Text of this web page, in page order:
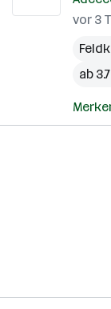
vor 3
ab